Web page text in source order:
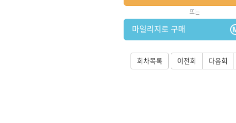
또는
마일리지로 구매
회차목록 이전회 다음회